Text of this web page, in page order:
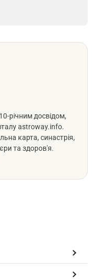
річним досвідом,
astroway.info.
карта, синастрія,
та здоров'я.